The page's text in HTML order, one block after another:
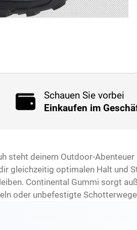
Schauen Sie vorbei
Einkaufen im
steht deinem Outdoor-
gleichzeitig optimalen Halt und
Continental Gummi sorgt
oder unbefestigte